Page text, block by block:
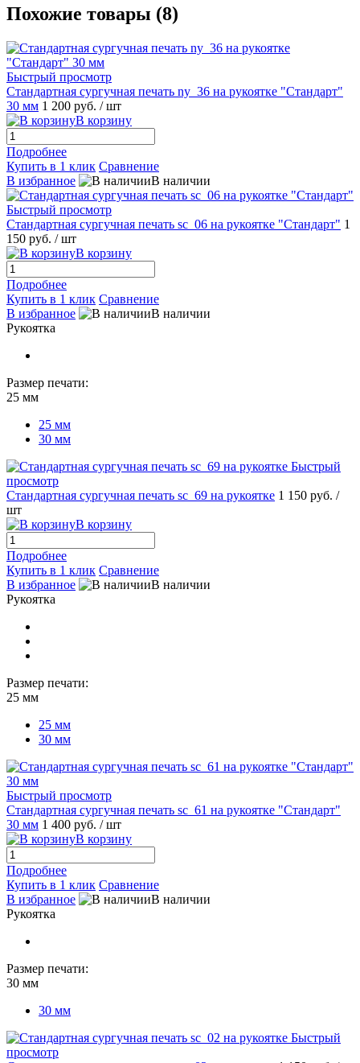
Похожие товары (8)
Быстрый просмотр
Стандартная сургучная печать ny_36 на рукоятке "Стандарт"
30 мм 1 200 руб. / шт
В корзину
Подробнее
Купить в 1 клик Сравнение
В избранное
В наличии
Быстрый просмотр
Стандартная сургучная печать sc_06 на рукоятке "Стандарт" 1
150 руб. / шт
В корзину
Подробнее
Купить в 1 клик Сравнение
В избранное
В наличии
Рукоятка
Размер печати:
25 мм
25 мм
30 мм
Быстрый
просмотр
Стандартная сургучная печать sc_69 на рукоятке 1 150 руб. /
шт
В корзину
Подробнее
Купить в 1 клик Сравнение
В избранное
В наличии
Рукоятка
Размер печати:
25 мм
25 мм
30 мм
Быстрый просмотр
Стандартная сургучная печать sc_61 на рукоятке "Стандарт"
30 мм 1 400 руб. / шт
В корзину
Подробнее
Купить в 1 клик Сравнение
В избранное
В наличии
Рукоятка
Размер печати:
30 мм
30 мм
Быстрый
просмотр